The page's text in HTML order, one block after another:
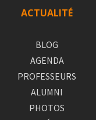
ACTUALITÉ
BLOG
AGENDA
PROFESSEURS
ALUMNI
PHOTOS